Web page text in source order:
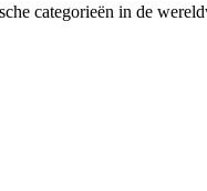
categorieën in de